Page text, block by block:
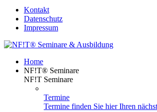
Kontakt
Datenschutz
Impressum
Home
NF!T® Seminare
NF!T Seminare
Termine
Termine finden Sie hier Ihren